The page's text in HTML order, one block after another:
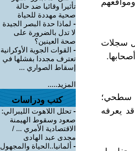
سجلات
سطحي؛
يعرفه
تأثيرا وقائيا ضد حالة
صحية مهددة للحياة
- لماذا حدة البصر الجيدة
لا تدل بالضرورة على
صحة العينين؟
- القوات الجوية الأوكرانية
تعترف مجددا بفشلها في
إسقاط الصواري ...
المزيد.....
كتب ودراسات
- تحلل اللاهوت الليبرالي:
صعود وسقوط الهيمنة
الاقتصادية الأمري ... /
مجدى عبد الهادى
- ألمانيا..الحياة والمجهول